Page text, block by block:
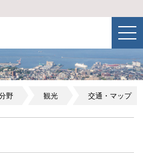
野 観光 交通・マップ